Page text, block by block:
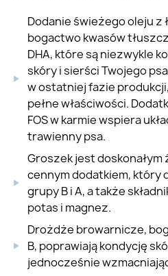
Dodanie świeżego oleju z
bogactwo kwasów
DHA, które są niezwykle
skóry i sierści Twojego
w ostatniej fazie
pełne właściwości.
FOS w karmie wspiera
trawienny psa.
Groszek jest doskonałym
cennym dodatkiem, który
grupy B i A, a także
potas i magnez.
Drożdże browarnicze,
B, poprawiają kondycję
jednocześnie